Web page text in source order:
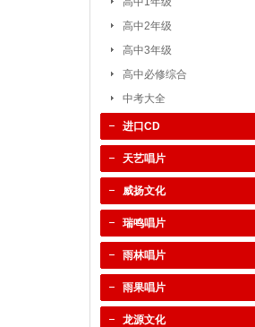
高中2年级
高中3年级
高中必修综合
中考大全
进口CD
天艺唱片
威扬文化
瑞鸣唱片
雨林唱片
雨果唱片
龙源文化